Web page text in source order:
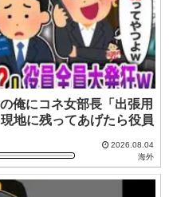
俺にコネ女部長「出張用
地に残ってあげたら役員
2026.08.04
海外